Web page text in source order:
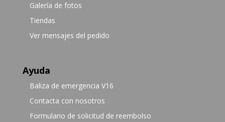
Galería de fotos
Tiendas
Ver mensajes del pedido
Ayuda
Baliza de emergencia V16
Contacta con nosotros
Formulario de solicitud de reembolso